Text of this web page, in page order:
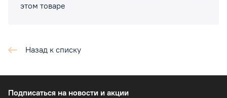
этом товаре
Назад к списку
Подписаться на новости и акции